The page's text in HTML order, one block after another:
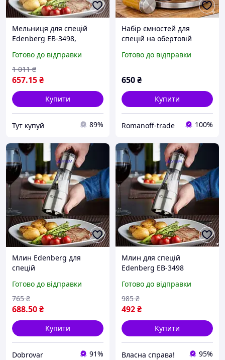
Мельниця для спецій
Edenberg EB-3498,
19.5 см, керамічний
механізм
Готово до відправки
657.15₴
1 011 ₴
Купити
Тут купуй 89%
Набір ємностей для
спецій на обертовій
Готово до відправки
650₴
Купити
Romanoff-trade 100%
Млин Edenberg для
спецій
Готово до відправки
688.50₴
765 ₴
Купити
Dobrovar 91%
Млин для спецій
Edenberg EB-3498
механізмом для солі та
перцю
Готово до відправки
492₴
985 ₴
Купити
Власна справа! 95%